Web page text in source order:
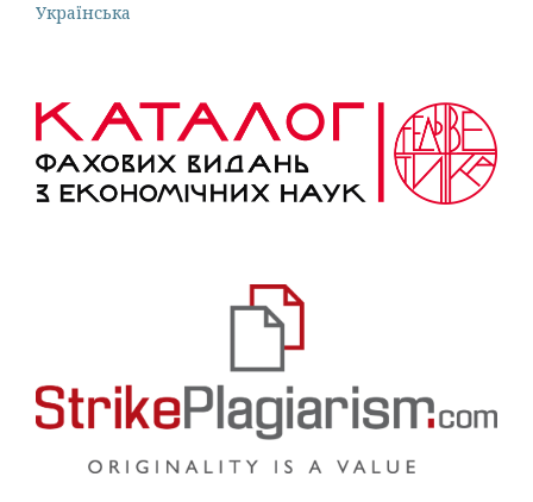
Українська